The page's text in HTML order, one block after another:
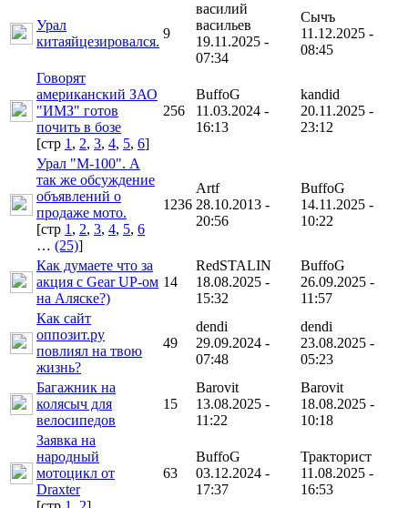
Урал
китаяйцезировался.
9
василий
васильев
19.11.2025 -
07:34
Сычъ
11.12.2025 -
08:45
Говорят
американский ЗАО
"ИМЗ" готов
почить в бозе
[cтр 1, 2, 3, 4, 5, 6]
256
BuffoG
11.03.2024 -
16:13
kandid
20.11.2025 -
23:12
Урал "М-100". А
так же обсуждение
объявлений о
продаже мото.
[cтр 1, 2, 3, 4, 5, 6
… (25)]
1236
Artf
28.10.2013 -
20:56
BuffoG
14.11.2025 -
10:22
Как думаете что за
акция с Gear UP-ом
на Аляске?)
14
RedSTALIN
18.08.2025 -
15:32
BuffoG
26.09.2025 -
11:57
Как сайт
оппозит.ру
повлиял на твою
жизнь?
49
dendi
29.09.2024 -
07:48
dendi
23.08.2025 -
05:23
Багажник на
колясыч для
велосипедов
15
Barovit
13.08.2025 -
11:22
Barovit
18.08.2025 -
10:18
Заявка на
народный
мотоцикл от
Draxter
63
BuffoG
03.12.2024 -
17:37
Тракторист
11.08.2025 -
16:53